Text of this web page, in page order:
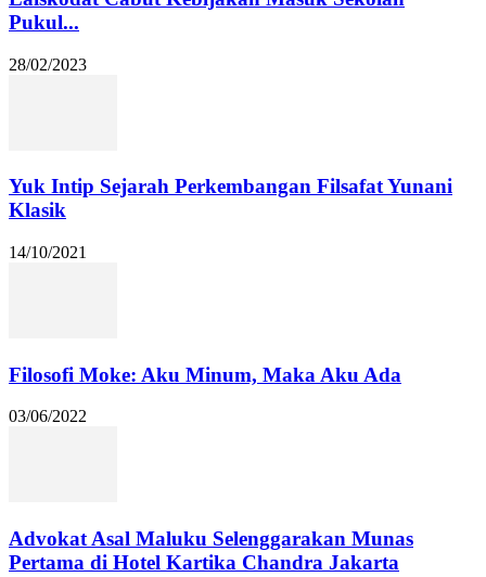
Pukul...
28/02/2023
Yuk Intip Sejarah Perkembangan Filsafat Yunani
Klasik
14/10/2021
Filosofi Moke: Aku Minum, Maka Aku Ada
03/06/2022
Advokat Asal Maluku Selenggarakan Munas
Pertama di Hotel Kartika Chandra Jakarta